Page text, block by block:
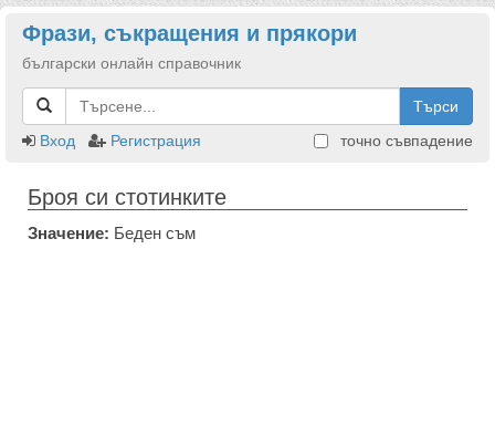
Фрази, съкращения и прякори
български онлайн справочник
Търси
Вход
Регистрация точно съвпадение
Броя си стотинките
Значение: Беден съм